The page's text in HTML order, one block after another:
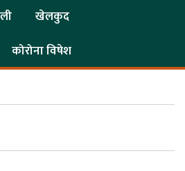
खेलकुद
कोरोना विषेश